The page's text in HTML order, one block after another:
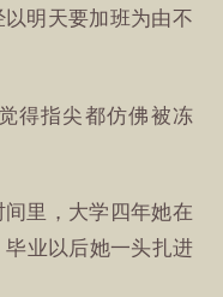
明天要加班为由不
得指尖都仿佛被冻
里，大学四年她在
业以后她一头扎进